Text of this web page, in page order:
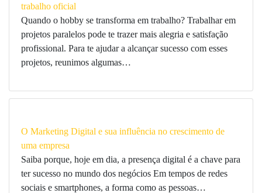
trabalho oficial
Quando o hobby se transforma em trabalho? Trabalhar em
projetos paralelos pode te trazer mais alegria e satisfação
profissional. Para te ajudar a alcançar sucesso com esses
projetos, reunimos algumas…
O Marketing Digital e sua influência no crescimento de
uma empresa
Saiba porque, hoje em dia, a presença digital é a chave para
ter sucesso no mundo dos negócios Em tempos de redes
sociais e smartphones, a forma como as pessoas…